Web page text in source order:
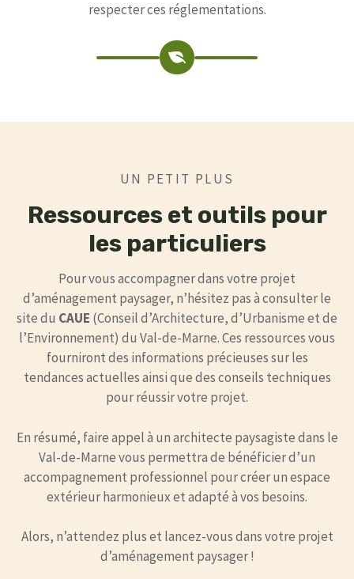
respecter ces réglementations.
UN PETIT PLUS
Ressources et outils pour
les particuliers
Pour vous accompagner dans votre projet
d’aménagement paysager, n’hésitez pas à consulter le
site du CAUE (Conseil d’Architecture, d’Urbanisme et de
l’Environnement) du Val-de-Marne. Ces ressources vous
fourniront des informations précieuses sur les
tendances actuelles ainsi que des conseils techniques
pour réussir votre projet.
En résumé, faire appel à un architecte paysagiste dans le
Val-de-Marne vous permettra de bénéficier d’un
accompagnement professionnel pour créer un espace
extérieur harmonieux et adapté à vos besoins.
Alors, n’attendez plus et lancez-vous dans votre projet
d’aménagement paysager !